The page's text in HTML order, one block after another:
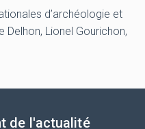
d’archéologie et
Delhon, Lionel Gourichon,
de l'actualité